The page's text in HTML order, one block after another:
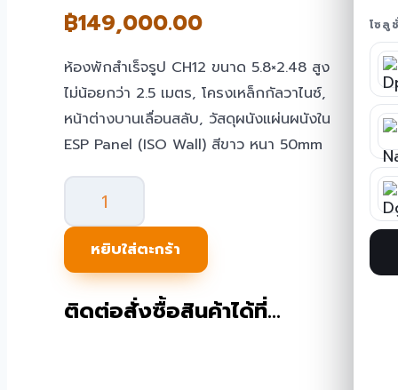
โซลู
฿149,000.00
ห้องพักสำเร็จรูป CH12 ขนาด 5.8×2.48 สูง
ไม่น้อยกว่า 2.5 เมตร, โครงเหล็กกัลวาไนซ์,
หน้าต่างบานเลื่อนสลับ, วัสดุผนังแผ่นผนังใน
ESP Panel (ISO Wall) สีขาว หนา 50mm
จำนวน
Folding
office
แบบ
พับ
หยิบใส่ตะกร้า
ติดต่อสั่งซื้อสินค้าได้ที่…